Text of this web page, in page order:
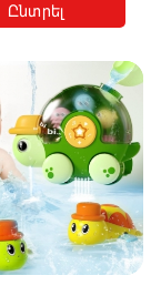
Ընտրել